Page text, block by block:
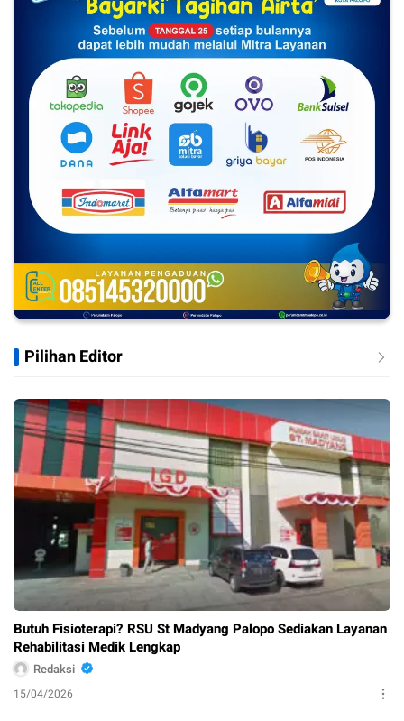
Pilihan Editor
Butuh Fisioterapi? RSU St Madyang Palopo Sediakan Layanan
Rehabilitasi Medik Lengkap
Redaksi
15/04/2026